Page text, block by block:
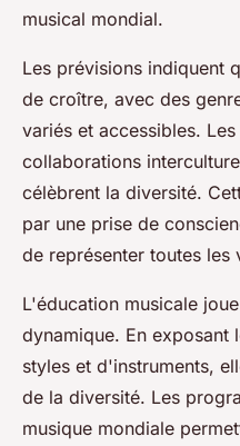
musical mondial.
Les prévisions indiquent
de croître, avec des
variés et accessibles.
collaborations
célèbrent la diversité.
par une prise de
de représenter toutes les
L'éducation musicale
dynamique. En exposant
styles et d'instruments,
de la diversité. Les
musique mondiale